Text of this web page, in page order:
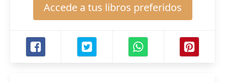
Accede a tus libros preferidos